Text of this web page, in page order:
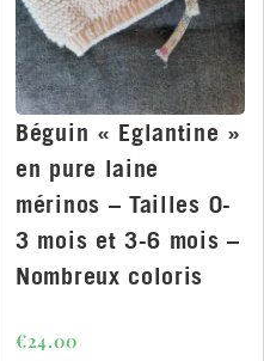
Béguin « Eglantine »
en pure laine
mérinos – Tailles 0-
3 mois et 3-6 mois –
Nombreux coloris
€24.00